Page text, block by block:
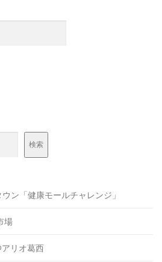
検索
ン「健康モールチャレンジ」
場
リオ葛西